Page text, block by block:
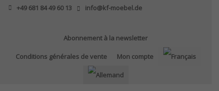
Skip
+49 681 84 49 60 13 info@kf-moebel.de
Abonnement à la newsletter
Conditions générales de vente Mon compte